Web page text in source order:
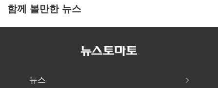
함께 볼만한 뉴스
뉴스